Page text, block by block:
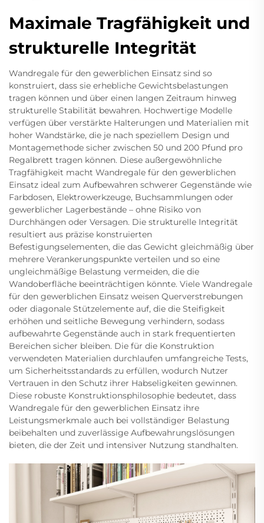
Maximale Tragfähigkeit und
strukturelle Integrität
Wandregale für den gewerblichen Einsatz sind so
konstruiert, dass sie erhebliche Gewichtsbelastungen
tragen können und über einen langen Zeitraum hinweg
strukturelle Stabilität bewahren. Hochwertige Modelle
verfügen über verstärkte Halterungen und Materialien mit
hoher Wandstärke, die je nach speziellem Design und
Montagemethode sicher zwischen 50 und 200 Pfund pro
Regalbrett tragen können. Diese außergewöhnliche
Tragfähigkeit macht Wandregale für den gewerblichen
Einsatz ideal zum Aufbewahren schwerer Gegenstände wie
Farbdosen, Elektrowerkzeuge, Buchsammlungen oder
gewerblicher Lagerbestände – ohne Risiko von
Durchhängen oder Versagen. Die strukturelle Integrität
resultiert aus präzise konstruierten
Befestigungselementen, die das Gewicht gleichmäßig über
mehrere Verankerungspunkte verteilen und so eine
ungleichmäßige Belastung vermeiden, die die
Wandoberfläche beeinträchtigen könnte. Viele Wandregale
für den gewerblichen Einsatz weisen Querverstrebungen
oder diagonale Stützelemente auf, die die Steifigkeit
erhöhen und seitliche Bewegung verhindern, sodass
aufbewahrte Gegenstände auch in stark frequentierten
Bereichen sicher bleiben. Die für die Konstruktion
verwendeten Materialien durchlaufen umfangreiche Tests,
um Sicherheitsstandards zu erfüllen, wodurch Nutzer
Vertrauen in den Schutz ihrer Habseligkeiten gewinnen.
Diese robuste Konstruktionsphilosophie bedeutet, dass
Wandregale für den gewerblichen Einsatz ihre
Leistungsmerkmale auch bei vollständiger Belastung
beibehalten und zuverlässige Aufbewahrungslösungen
bieten, die der Zeit und intensiver Nutzung standhalten.